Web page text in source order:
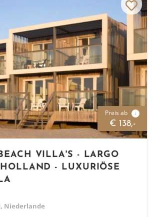
Preis ab i
€ 138,-
VILLA'S - LARGO
- LUXURIÖSE
Niederlande